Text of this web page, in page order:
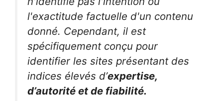
l'exactitude factuelle d'un contenu
donné. Cependant, il est
spécifiquement conçu pour
identifier les sites présentant des
indices élevés d’expertise,
d’autorité et de fiabilité.